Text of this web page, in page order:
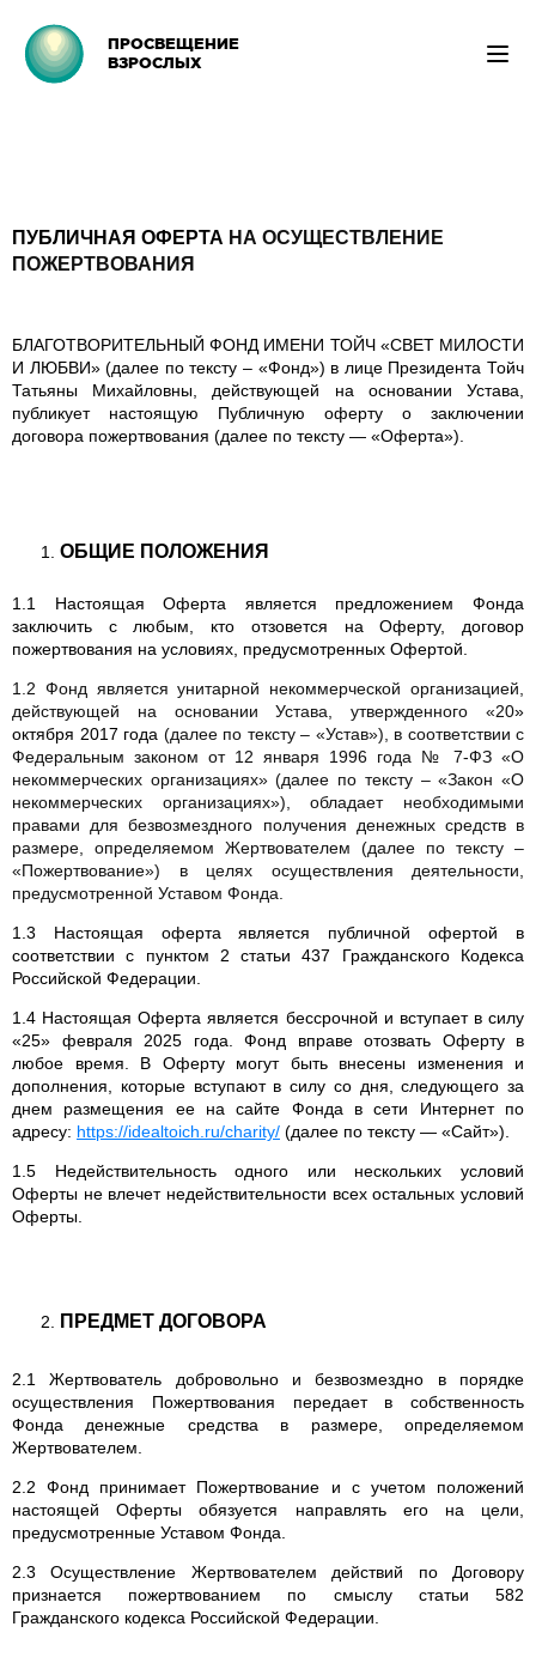
ПРОСВЕЩЕНИЕ
ВЗРОСЛЫХ
ПУБЛИЧНАЯ ОФЕРТА НА ОСУЩЕСТВЛЕНИЕ
ПОЖЕРТВОВАНИЯ
БЛАГОТВОРИТЕЛЬНЫЙ ФОНД ИМЕНИ ТОЙЧ «СВЕТ МИЛОСТИ
И ЛЮБВИ» (далее по тексту – «Фонд») в лице Президента Тойч
Татьяны Михайловны, действующей на основании Устава,
публикует настоящую Публичную оферту о заключении
договора пожертвования (далее по тексту — «Оферта»).
ОБЩИЕ ПОЛОЖЕНИЯ
1.1 Настоящая Оферта является предложением Фонда
заключить с любым, кто отзовется на Оферту, договор
пожертвования на условиях, предусмотренных Офертой.
1.2 Фонд является унитарной некоммерческой организацией,
действующей на основании Устава, утвержденного «20»
октября 2017 года (далее по тексту – «Устав»), в соответствии с
Федеральным законом от 12 января 1996 года № 7-ФЗ «О
некоммерческих организациях» (далее по тексту – «Закон «О
некоммерческих организациях»), обладает необходимыми
правами для безвозмездного получения денежных средств в
размере, определяемом Жертвователем (далее по тексту –
«Пожертвование») в целях осуществления деятельности,
предусмотренной Уставом Фонда.
1.3 Настоящая оферта является публичной офертой в
соответствии с пунктом 2 статьи 437 Гражданского Кодекса
Российской Федерации.
1.4 Настоящая Оферта является бессрочной и вступает в силу
«25» февраля 2025 года. Фонд вправе отозвать Оферту в
любое время. В Оферту могут быть внесены изменения и
дополнения, которые вступают в силу со дня, следующего за
днем размещения ее на сайте Фонда в сети Интернет по
адресу: https://idealtoich.ru/charity/ (далее по тексту — «Сайт»).
1.5 Недействительность одного или нескольких условий
Оферты не влечет недействительности всех остальных условий
Оферты.
ПРЕДМЕТ ДОГОВОРА
2.1 Жертвователь добровольно и безвозмездно в порядке
осуществления Пожертвования передает в собственность
Фонда денежные средства в размере, определяемом
Жертвователем.
2.2 Фонд принимает Пожертвование и с учетом положений
настоящей Оферты обязуется направлять его на цели,
предусмотренные Уставом Фонда.
2.3 Осуществление Жертвователем действий по Договору
признается пожертвованием по смыслу статьи 582
Гражданского кодекса Российской Федерации.